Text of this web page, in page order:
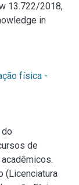
13.722/2018,
in
física -
do
de
(Licenciatura